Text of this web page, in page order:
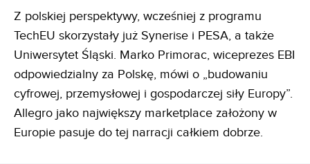
Z polskiej perspektywy, wcześniej z programu
TechEU skorzystały już Synerise i PESA, a także
Uniwersytet Śląski. Marko Primorac, wiceprezes EBI
odpowiedzialny za Polskę, mówi o „budowaniu
cyfrowej, przemysłowej i gospodarczej siły Europy”.
Allegro jako największy marketplace założony w
Europie pasuje do tej narracji całkiem dobrze.